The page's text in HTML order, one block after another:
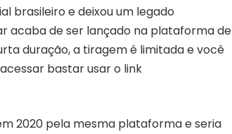
brasileiro e deixou um legado
acaba de ser lançado na plataforma de
duração, a tiragem é limitada e você
bastar usar o link
2020 pela mesma plataforma e seria